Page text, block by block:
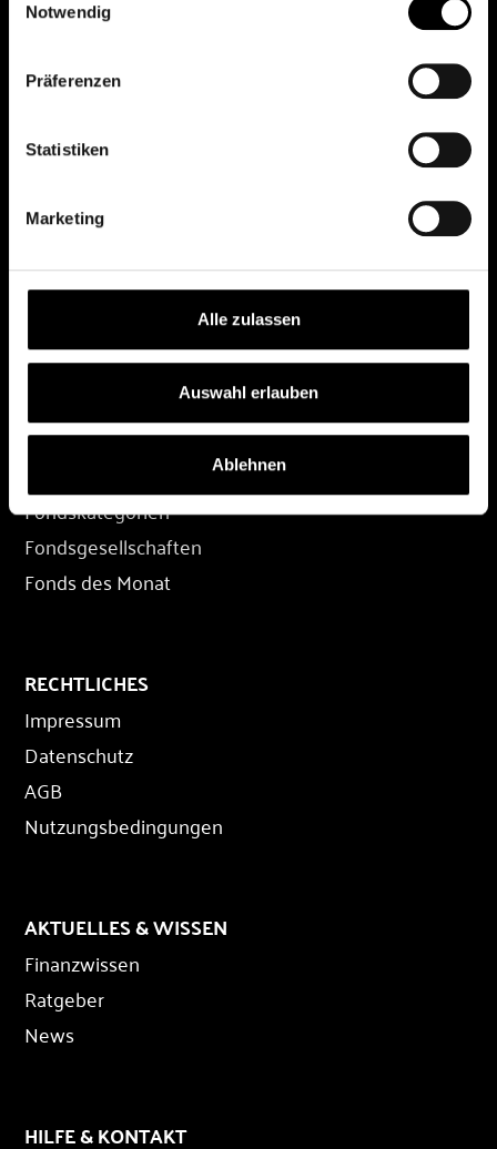
Notwendig
Präferenzen
Statistiken
Marketing
Alle zulassen
Auswahl erlauben
Ablehnen
All rights reserved.
Depot eröffnen
Depot übertragen
Konditionen
FONDS
Fondskategorien
Fondsgesellschaften
Fonds des Monat
RECHTLICHES
Impressum
Datenschutz
AGB
Nutzungsbedingungen
AKTUELLES & WISSEN
Finanzwissen
Ratgeber
News
HILFE & KONTAKT